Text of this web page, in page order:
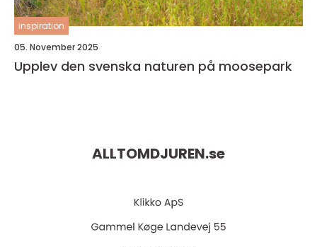
inspiration
05. November 2025
Upplev den svenska naturen på moosepark
ALLTOMDJUREN.se